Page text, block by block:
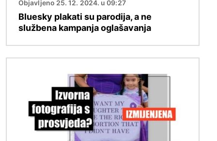
Objavljeno 25. 12. 2024. u 09:27
Bluesky plakati su parodija, a ne
službena kampanja oglašavanja